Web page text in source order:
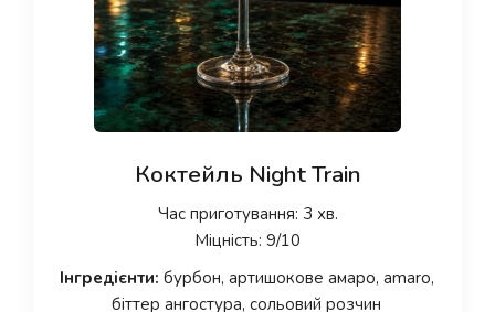
Коктейль Night Train
Час приготування: 3 хв.
Міцність: 9/10
Інгредієнти: бурбон, артишокове амаро, amaro,
біттер ангостура, сольовий розчин